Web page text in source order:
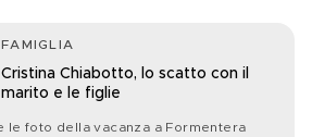
FAMIGLIA
Cristina Chiabotto, lo scatto con il
marito e le figlie
le foto della vacanza a Formentera